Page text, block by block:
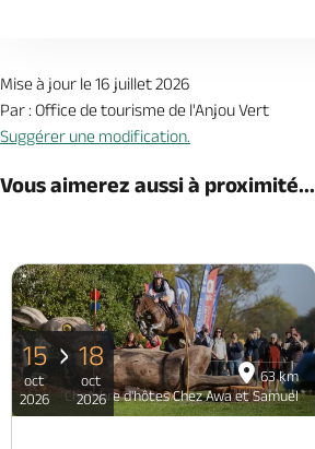
Mise à jour le 16 juillet 2026
Par : Office de tourisme de l'Anjou Vert
Suggérer une modification.
Vous aimerez aussi à proximité...
63 km
Chambre d'hôtes Chez Awa et Samuel
15
oct
2026
18
oct
2026